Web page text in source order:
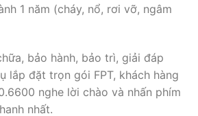
1 năm (cháy, nổ, rơi vỡ, ngâm
bảo hành, bảo trì, giải đáp
lắp đặt trọn gói FPT, khách hàng
nghe lời chào và nhấn phím
nhất.